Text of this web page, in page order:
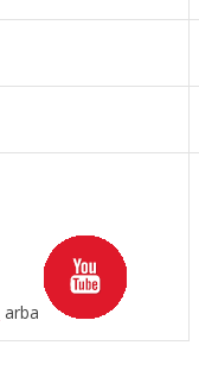
arba